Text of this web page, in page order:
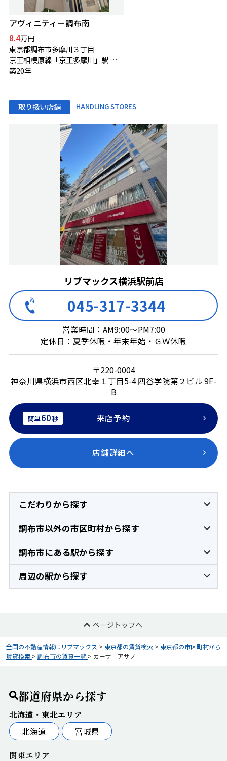
アヴィニティー調布南
8.4万円
東京都調布市多摩川３丁目
京王相模原線「京王多摩川」駅 徒歩12分
築20年
取り扱い店舗 HANDLING STORES
リブマックス横浜駅前店
045-317-3344
営業時間：AM9:00～PM7:00
定休日：夏季休暇・年末年始・ＧＷ休暇
〒220-0004
神奈川県横浜市西区北幸１丁目5-4 四谷学院第２ビル 9F-
B
簡単60秒 来店予約
店舗詳細へ
こだわりから探す
調布市以外の市区町村から探す
調布市にある駅から探す
周辺の駅から探す
ページトップへ
全国の不動産情報はリブマックス > 東京都の賃貸検索 > 東京都の市区町村から
賃貸検索 > 調布市の賃貸一覧 > カーサ アサノ
都道府県から探す
北海道・東北エリア
北海道
宮城県
関東エリア